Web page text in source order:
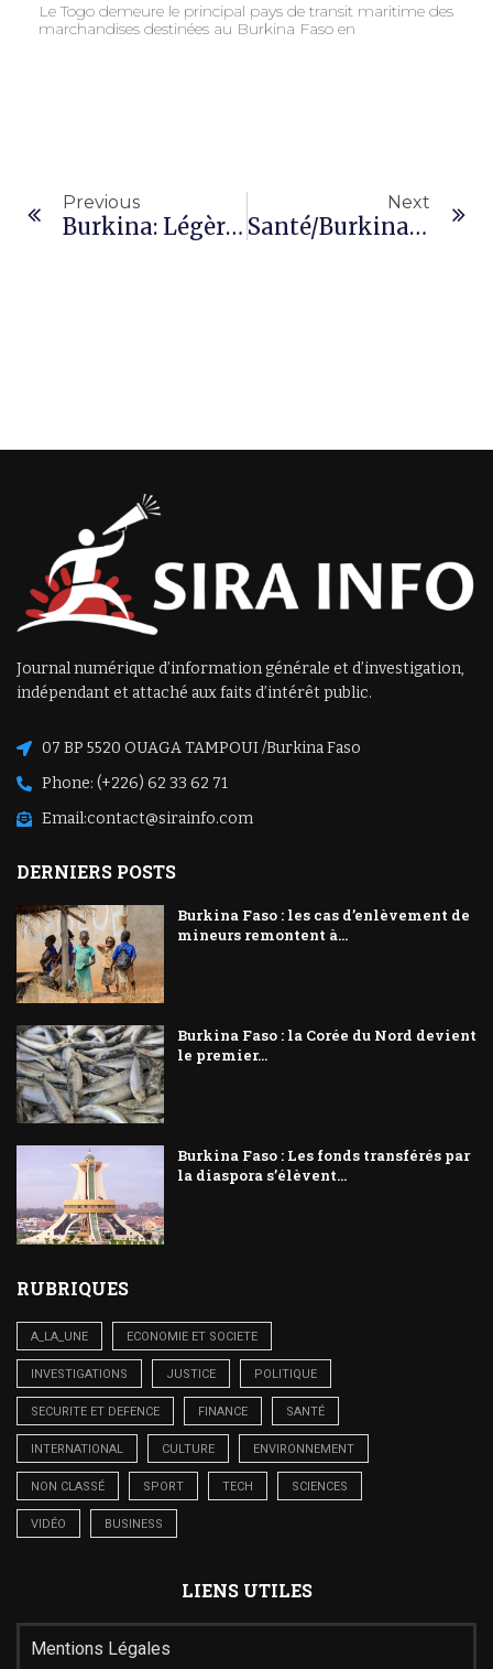
Le Togo demeure le principal pays de transit maritime des
marchandises destinées au Burkina Faso en
Previous
Burkina: Légère Baisse De La Production Industrielle D’or À Fin Avril 2025
Next
Santé/Burkina : L’audit Accablant De L’ASCE-LC Sur La Gestion De La CAMEG
Journal numérique d’information générale et d’investigation,
indépendant et attaché aux faits d’intérêt public.
07 BP 5520 OUAGA TAMPOUI /Burkina Faso
Phone: (+226) 62 33 62 71
Email:contact@sirainfo.com
DERNIERS POSTS
Burkina Faso : les cas d’enlèvement de
mineurs remontent à...
Burkina Faso : la Corée du Nord devient
le premier...
Burkina Faso : Les fonds transférés par
la diaspora s’élèvent...
RUBRIQUES
A_LA_UNE ECONOMIE ET SOCIETE
INVESTIGATIONS JUSTICE POLITIQUE
SECURITE ET DEFENCE FINANCE SANTÉ
INTERNATIONAL CULTURE ENVIRONNEMENT
NON CLASSÉ SPORT TECH SCIENCES
VIDÉO BUSINESS
LIENS UTILES
Mentions Légales